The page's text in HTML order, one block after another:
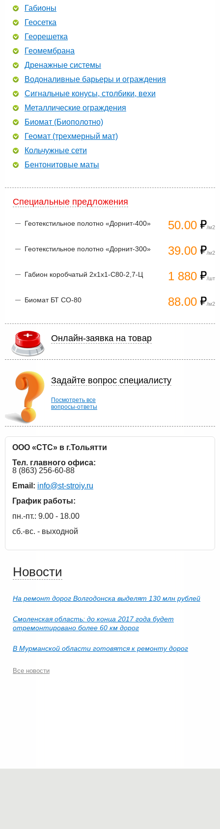
Габионы
Геосетка
Георешетка
Геомембрана
Дренажные системы
Водоналивные барьеры и ограждения
Сигнальные конусы, столбики, вехи
Металлические ограждения
Биомат (Биополотно)
Геомат (трехмерный мат)
Кольчужные сети
Бентонитовые маты
Специальные предложения
50.00 /м2
Геотекстильное полотно «Дорнит-400»
39.00 /м2
Геотекстильное полотно «Дорнит-300»
1 880 /шт
Габион коробчатый 2х1х1-С80-2,7-Ц
88.00 /м2
Биомат БТ СО-80
Онлайн-заявка на товар
Задайте вопрос специалисту
Посмотреть все
вопросы-ответы
ООО «СТС» в г.Тольятти
Тел. главного офиса:
8 (863) 256-60-88
Email: info@st-stroiy.ru
График работы:
пн.-пт.: 9.00 - 18.00
сб.-вс. - выходной
Новости
На ремонт дорог Волгодонска выделят 130 млн рублей
Смоленская область: до конца 2017 года будет
отремонтировано более 60 км дорог
В Мурманской области готовятся к ремонту дорог
Все новости